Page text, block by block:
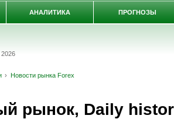
Новости рынка Forex
рынок, Daily
АНАЛИТИКА ПРОГНОЗЫ